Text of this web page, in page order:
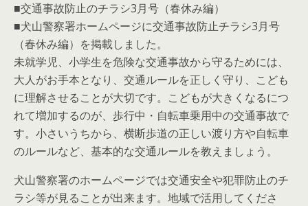
■交通事故防止のチラシ3月号（春休み編）
■犬山警察署ホームページに交通事故防止チラシ3月号
（春休み編）を掲載しました。
未就学児、小学生を危険な交通事故から守るためには、
大人がお手本となり、交通ルールを正しく守り、こども
に理解させることが大切です。こどもが大きくなるにつ
れて増加するのが、歩行中・自転車乗用中の交通事故で
す。小さいうちから、横断歩道の正しい渡り方や自転車
のルールなど、基本的な交通ルールを教えましょう。
犬山警察署のホームページでは交通安全や犯罪防止のチ
ラシ等が見ることが出来ます。地域で活用してくださ